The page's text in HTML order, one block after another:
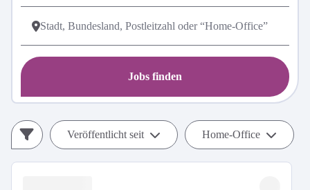
Jobs finden
Veröffentlicht seit Home-Office